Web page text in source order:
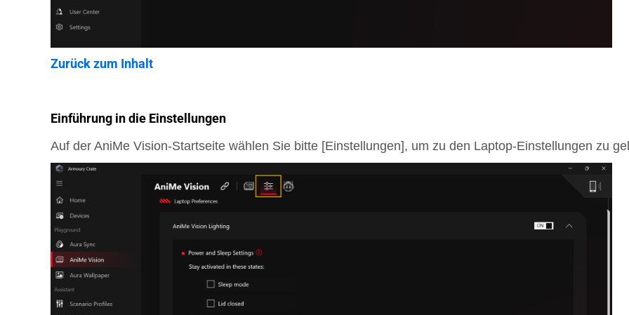
Zurück zum Inhalt
Einführung in die Einstellungen
Auf der AniMe Vision-Startseite wählen Sie bitte [Einstellungen], um zu den Laptop-Einstellungen zu